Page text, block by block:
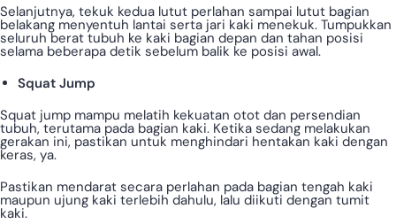
Selanjutnya, tekuk kedua lutut perlahan sampai lutut bagian
belakang menyentuh lantai serta jari kaki menekuk. Tumpukkan
seluruh berat tubuh ke kaki bagian depan dan tahan posisi
selama beberapa detik sebelum balik ke posisi awal.
Squat Jump
Squat jump mampu melatih kekuatan otot dan persendian
tubuh, terutama pada bagian kaki. Ketika sedang melakukan
gerakan ini, pastikan untuk menghindari hentakan kaki dengan
keras, ya.
Pastikan mendarat secara perlahan pada bagian tengah kaki
maupun ujung kaki terlebih dahulu, lalu diikuti dengan tumit
kaki.